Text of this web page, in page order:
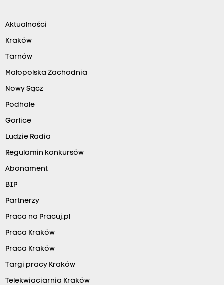
Aktualności
Kraków
Tarnów
Małopolska Zachodnia
Nowy Sącz
Podhale
Gorlice
Ludzie Radia
Regulamin konkursów
Abonament
BIP
Partnerzy
Praca na Pracuj.pl
Praca Kraków
Praca Kraków
Targi pracy Kraków
Telekwiaciarnia Kraków